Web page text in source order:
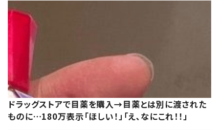
ドラッグストアで目薬を購入→目薬とは別に渡された
ものに…180万表示「ほしい！」「え、なにこれ！！」